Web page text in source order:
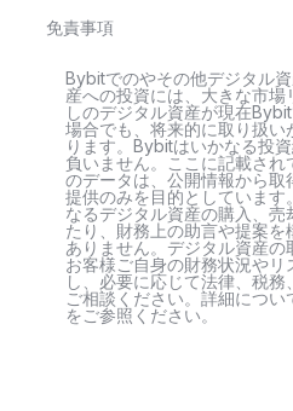
免責事項
Bybitでのやその他デジタル
産への投資には、大きな市
しのデジタル資産が現在
場合でも、将来的に取り扱い
ります。Bybitはいかなる投
負いません。ここに記載さ
のデータは、公開情報から取
提供のみを目的としていま
なるデジタル資産の購入、売
たり、財務上の助言や提案
ありません。デジタル資産の
お客様ご自身の財務状況や
し、必要に応じて法律、税
ご相談ください。詳細につ
をご参照ください。